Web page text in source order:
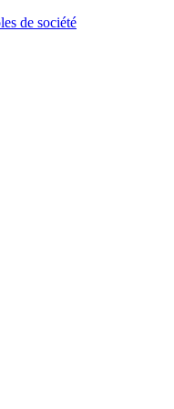
de société